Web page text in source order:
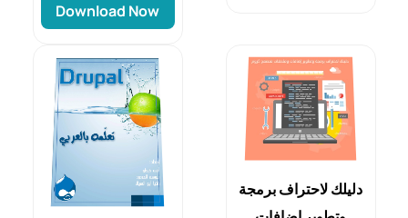
Download Now
دليلك لاحتراف برمجة